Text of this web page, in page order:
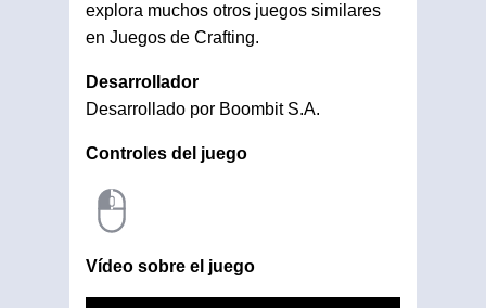
explora muchos otros juegos similares
en Juegos de Crafting.
Desarrollador
Desarrollado por Boombit S.A.
Controles del juego
Vídeo sobre el juego